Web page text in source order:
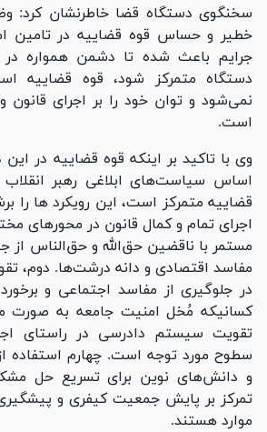
سخنگوی دستگاه قضا خاطرنشان کرد:
خطیر و حساس قوه قضاییه در تامین
جرایم باعث شده تا دشمن همواره در
دستگاه متمرکز شود، قوه قضاییه
نمی‌شود و توان خود را بر اجرای قانون
است.
وی با تاکید بر اینکه قوه قضاییه در این
اساس سیاست‌های ابلاغی رهبر
قضاییه متمرکز است، این رویکرد ها
اجرای تمام و کمال قانون در محور‌های
مستمر با ناقضین حق‌الله و حق‌الناس از
مفاسد اقتصادی و دانه درشت‌ها. دوم،
در جلوگیری از مفاسد اجتماعی و
کسانیکه مُخل امنیت جامعه به
تقویت سیستم دادرسی در راستای
سطوح مورد توجه است. چهارم استفاده از
و دانش‌های نوین برای تسریع حل
تمرکز بر پایش جمعیت کیفری و
موارد هستند.